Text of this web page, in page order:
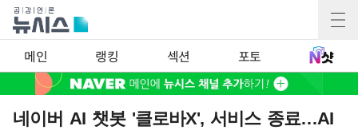
메인 랭킹 섹션 포토
네이버 AI 챗봇 '클로바X', 서비스 종료…AI